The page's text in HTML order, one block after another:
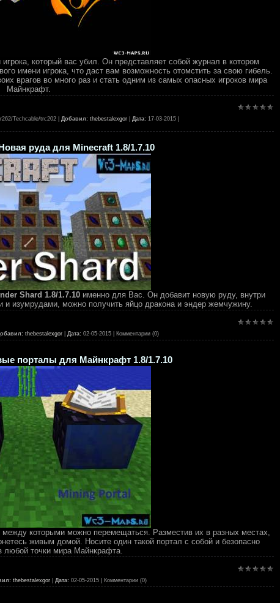
который вас убил. Он представляет собой журнал в котором
имени игрока, что даст вам возможность отомстить за свою гибель.
врагов во много раз и стать одним из самых опасных игроков мира
Майнкрафт.
Techcable/trc202 | Добавил: thebestalexgor Дата: 17-03-2015
руда для Minecraft 1.8/1.7.10
Shard 1.8/1.7.10 именно для Вас. Он добавит новую руду, внутри
и изумрудами, можно получить яйцо дракона и эндер жемчужину.
thebestalexgor Дата: 02-05-2015 | Комментарии (0)
порталы для Майнкрафт 1.8/1.7.10
которыми можно перемещаться. Разместив их в разных местах,
живым домой. Носите один такой портал с собой и безопасно
любой точки мира Майнкрафта.
thebestalexgor Дата: 02-05-2015 | Комментарии (0)